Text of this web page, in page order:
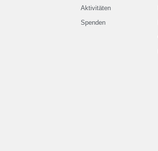
Aktivitäten
Spenden